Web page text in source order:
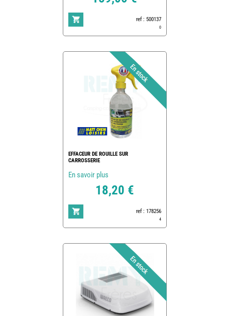
ref : 500137
0
EFFACEUR DE ROUILLE SUR
CARROSSERIE
En savoir plus
18,20 €
ref : 178256
4